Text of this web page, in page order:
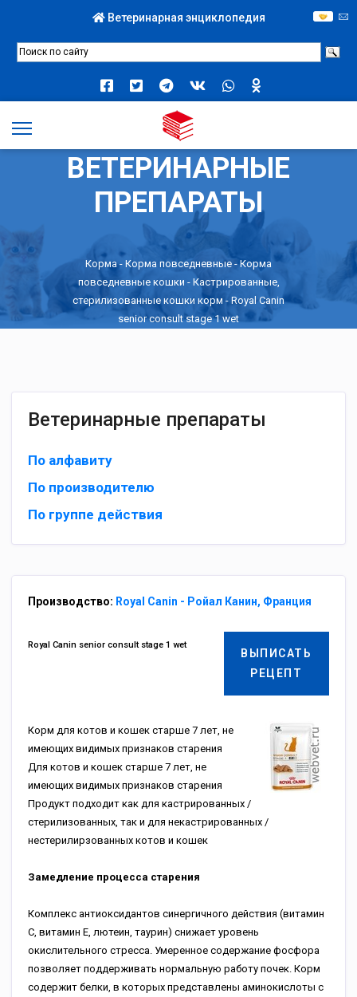
Ветеринарная энциклопедия
ВЕТЕРИНАРНЫЕ
ПРЕПАРАТЫ
Корма- Корма повседневные -Корма
повседневные кошки - Кастрированные,
стерилизованные кошки корм - Royal Canin
senior consult stage 1 wet
Ветеринарные препараты
По алфавиту
По производителю
По группе действия
Производство: Royal Canin - Ройал Канин, Франция
ВЫПИСАТЬ
РЕЦЕПТ
Royal Canin senior consult stage 1 wet
Корм для котов и кошек старше 7 лет, не
имеющих видимых признаков старения
Для котов и кошек старше 7 лет, не
имеющих видимых признаков старения
Продукт подходит как для кастрированных /
стерилизованных, так и для некастрированных /
нестерилирзованных котов и кошек
Замедление процесса старения
Комплекс антиоксидантов синергичного действия (витамин
С, витамин Е, лютеин, таурин) снижает уровень
окислительного стресса. Умеренное содержание фосфора
позволяет поддерживать нормальную работу почек. Корм
содержит белки, в которых представлены аминокислоты с